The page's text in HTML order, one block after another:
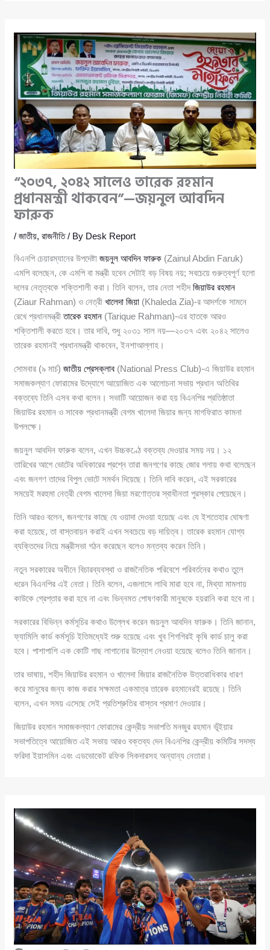
“২০৩৭, ২০৪২ সালেও তারেক রহমান
প্রধানমন্ত্রী থাকবেন”—জয়নুল আবদিন
ফারুক
/জাতীয়,রাজনীতি/ By Desk Report
বিএনপি চেয়ারম্যানের উপদেষ্টাজয়নুল আবদিন ফারুক (Zainul Abdin Faruk)
এমপি বলেছেন, কে এমপি বা মন্ত্রী হবেন সেটাই বড় বিষয় নয়; সবচেয়ে গুরুত্বপূর্ণ হলো
দলের নেতৃত্বকে শক্তিশালী করা। তিনি বলেন, তার নেতা শহীদজিয়াউর রহমান
(Ziaur Rahman) ও নেত্রীখালেদা জিয়া (Khaleda Zia)-র আদর্শকে সামনে
রেখে প্রধানমন্ত্রীতারেক রহমান (Tarique Rahman)-এর হাতকে আরও
শক্তিশালী করতে হবে। তার দাবি, শুধু ২০৩১ সাল নয়—২০৩৭ এবং ২০৪২ সালেও
তারেক রহমানই প্রধানমন্ত্রী থাকবেন, ইনশাআল্লাহ।
সোমবার (৯ মার্চ)জাতীয় প্রেসক্লাব (National Press Club)-এ জিয়াউর রহমান
সমাজকল্যাণ ফোরামের উদ্যোগে আয়োজিত এক আলোচনা সভায় প্রধান অতিথির
বক্তব্যে তিনি এসব কথা বলেন। সভাটি আয়োজন করা হয় বিএনপির প্রতিষ্ঠাতা
জিয়াউর রহমান ও সাবেক প্রধানমন্ত্রী বেগম খালেদা জিয়ার জন্য মাগফিরাত কামনা
উপলক্ষে।
জয়নুল আবদিন ফারুক বলেন, এখন উচ্চকণ্ঠে বক্তব্য দেওয়ার সময় নয়। ১২
তারিখের আগে ভোটের অধিকারের প্রশ্নে তারা জনগণের কাছে জোর গলায় কথা বলেছেন
এবং জনগণ তাদের বিপুল ভোটে সমর্থন দিয়েছে। তিনি দাবি করেন, এই সরকারের
সময়েই মরহুমা নেত্রী বেগম খালেদা জিয়া মরণোত্তর স্বাধীনতা পুরস্কার পেয়েছেন।
তিনি আরও বলেন, জনগণের কাছে যে ওয়াদা দেওয়া হয়েছে এবং যে ইশতেহার ঘোষণা
করা হয়েছে, তা বাস্তবায়ন করাই এখন সবচেয়ে বড় দায়িত্ব। তারেক রহমান যোগ্য
ব্যক্তিদের নিয়ে মন্ত্রীসভা গঠন করেছেন বলেও মন্তব্য করেন তিনি।
নতুন সরকারের অধীনে বিচারব্যবস্থা ও রাজনৈতিক পরিবেশে পরিবর্তনের কথাও তুলে
ধরেন বিএনপির এই নেতা। তিনি বলেন, এজলাসে লাথি মারা হবে না, মিথ্যা মামলায়
কাউকে গ্রেপ্তার করা হবে না এবং ভিন্নমত পোষণকারী মানুষকে হয়রানি করা হবে না।
সরকারের বিভিন্ন কর্মসূচির কথাও উল্লেখ করেন জয়নুল আবদিন ফারুক। তিনি জানান,
ফ্যামিলি কার্ড কর্মসূচি ইতিমধ্যেই শুরু হয়েছে এবং খুব শিগগিরই কৃষি কার্ড চালু করা
হবে। পাশাপাশি এক কোটি গাছ লাগানোর উদ্যোগ নেওয়া হয়েছে বলেও তিনি জানান।
তার ভাষায়, শহীদ জিয়াউর রহমান ও খালেদা জিয়ার রাজনৈতিক উত্তরাধিকার ধারণ
করে মানুষের জন্য কাজ করার সক্ষমতা একমাত্র তারেক রহমানেরই রয়েছে। তিনি
বলেন, এখন সময় এসেছে সেই প্রতিশ্রুতির বাস্তব প্রমাণ দেওয়ার।
জিয়াউর রহমান সমাজকল্যাণ ফোরামের কেন্দ্রীয় সভাপতি মনজুর রহমান ভূঁইয়ার
সভাপতিত্বে আয়োজিত এই সভায় আরও বক্তব্য দেন বিএনপির কেন্দ্রীয় কমিটির সদস্য
ফরিদা ইয়াসমিন এবং এডভোকেট রফিক সিকদারসহ অন্যান্য নেতারা।